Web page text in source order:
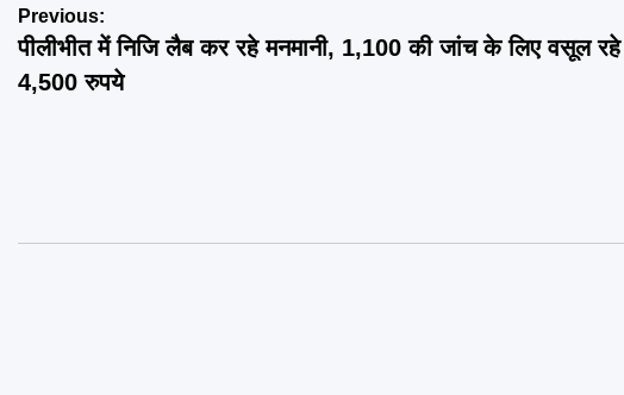
Post
navigation
Previous:
पीलीभीत में निजि लैब कर रहे मनमानी, 1,100 की जांच के लिए वसूल रहे
4,500 रुपये